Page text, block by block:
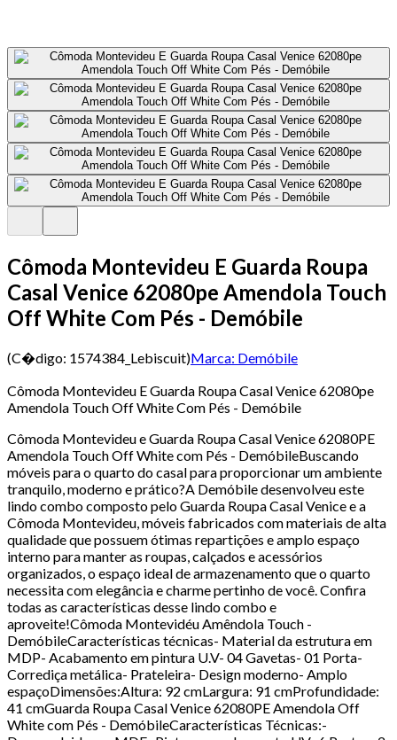
Cômoda Montevideu E Guarda Roupa
Casal Venice 62080pe Amendola Touch
Off White Com Pés - Demóbile
(C�digo: 1574384_Lebiscuit)Marca: Demóbile
Cômoda Montevideu E Guarda Roupa Casal Venice 62080pe
Amendola Touch Off White Com Pés - Demóbile
Cômoda Montevideu e Guarda Roupa Casal Venice 62080PE
Amendola Touch Off White com Pés - DemóbileBuscando
móveis para o quarto do casal para proporcionar um ambiente
tranquilo, moderno e prático?A Demóbile desenvolveu este
lindo combo composto pelo Guarda Roupa Casal Venice e a
Cômoda Montevideu, móveis fabricados com materiais de alta
qualidade que possuem ótimas repartições e amplo espaço
interno para manter as roupas, calçados e acessórios
organizados, o espaço ideal de armazenamento que o quarto
necessita com elegância e charme pertinho de você. Confira
todas as características desse lindo combo e
aproveite!Cômoda Montevidéu Amêndola Touch -
DemóbileCaracterísticas técnicas- Material da estrutura em
MDP- Acabamento em pintura U.V- 04 Gavetas- 01 Porta-
Corrediça metálica- Prateleira- Design moderno- Amplo
espaçoDimensões:Altura: 92 cmLargura: 91 cmProfundidade:
41 cmGuarda Roupa Casal Venice 62080PE Amendola Off
White com Pés - DemóbileCaracterísticas Técnicas:-